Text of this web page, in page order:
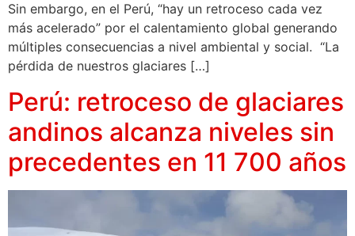
Sin embargo, en el Perú, “hay un retroceso cada vez
más acelerado” por el calentamiento global generando
múltiples consecuencias a nivel ambiental y social. “La
pérdida de nuestros glaciares […]
Perú: retroceso de glaciares
andinos alcanza niveles sin
precedentes en 11 700 años